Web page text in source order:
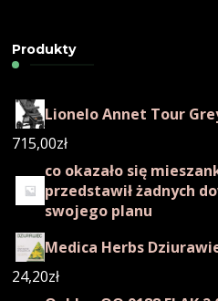
Produkty
Lionelo Annet Tour
715,00zł
co okazało się
przedstawił żadnych
swojego planu
Medica Herbs
24,20zł